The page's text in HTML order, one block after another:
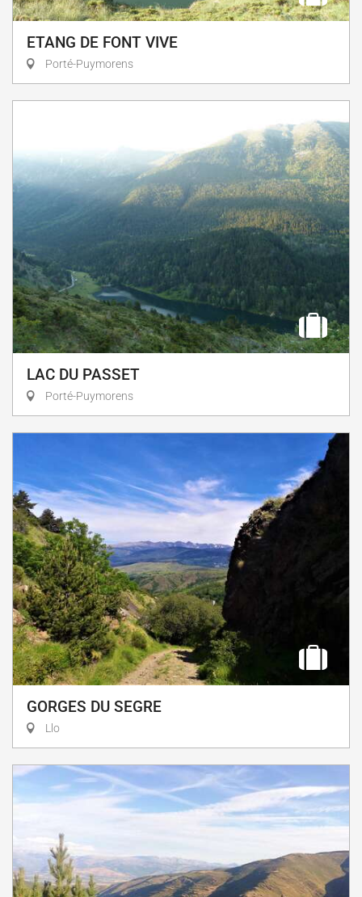
ETANG DE FONT VIVE
Porté-Puymorens
LAC DU PASSET
Porté-Puymorens
GORGES DU SEGRE
Llo